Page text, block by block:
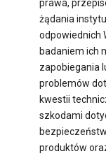
prawa,
żądania
odpowiednich
badaniem ich
zapobiegania
problemów
kwestii
szkodami
produktów